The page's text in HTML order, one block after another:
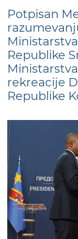
Potpisan
Republike
rekreacije
Republike